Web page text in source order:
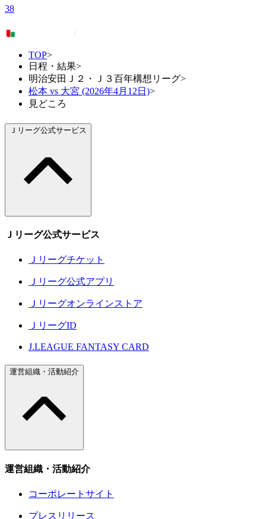
38
TOP>
日程・結果>
明治安田Ｊ２・Ｊ３百年構想リーグ>
松本 vs 大宮 (2026年4月12日)>
見どころ
Ｊリーグ公式サービス
Ｊリーグ公式サービス
Ｊリーグチケット
Ｊリーグ公式アプリ
Ｊリーグオンラインストア
ＪリーグID
J.LEAGUE FANTASY CARD
運営組織・活動紹介
運営組織・活動紹介
コーポレートサイト
プレスリリース